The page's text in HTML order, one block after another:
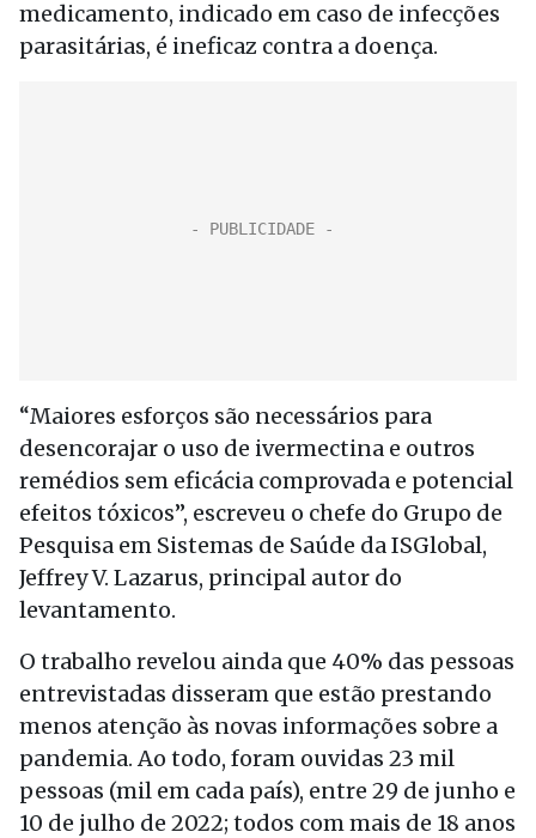
medicamento, indicado em caso de infecções
parasitárias, é ineficaz contra a doença.
“Maiores esforços são necessários para
desencorajar o uso de ivermectina e outros
remédios sem eficácia comprovada e potencial
efeitos tóxicos”, escreveu o chefe do Grupo de
Pesquisa em Sistemas de Saúde da ISGlobal,
Jeffrey V. Lazarus, principal autor do
levantamento.
O trabalho revelou ainda que 40% das pessoas
entrevistadas disseram que estão prestando
menos atenção às novas informações sobre a
pandemia. Ao todo, foram ouvidas 23 mil
pessoas (mil em cada país), entre 29 de junho e
10 de julho de 2022; todos com mais de 18 anos